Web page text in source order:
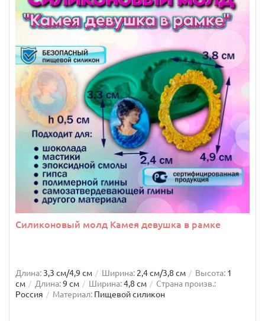
Силиконовый молд Камея девушка в рамке
Длина: 3,3 см/4,9 см Ширина: 2,4 см/3,8 см Высота: 1
см
Длина:9 см Ширина:4,8 см
Страна произв.:
Россия
Материал: Пищевой силикон